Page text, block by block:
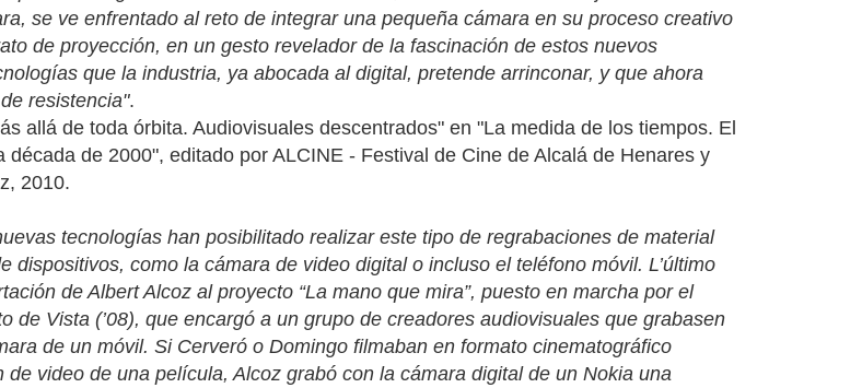
se ve enfrentado al reto de integrar una pequeña cámara en su proceso creativo
de proyección, en un gesto revelador de la fascinación de estos nuevos
que la industria, ya abocada al digital, pretende arrinconar, y que ahora
resistencia".
allá de toda órbita. Audiovisuales descentrados" en "La medida de los tiempos. El
década de 2000", editado por ALCINE - Festival de Cine de Alcalá de Henares y
2010.
tecnologías han posibilitado realizar este tipo de regrabaciones de material
dispositivos, como la cámara de video digital o incluso el teléfono móvil. L’último
de Albert Alcoz al proyecto “La mano que mira”, puesto en marcha por el
de Vista (’08), que encargó a un grupo de creadores audiovisuales que grabasen
de un móvil. Si Cerveró o Domingo filmaban en formato cinematográfico
de video de una película, Alcoz grabó con la cámara digital de un Nokia una